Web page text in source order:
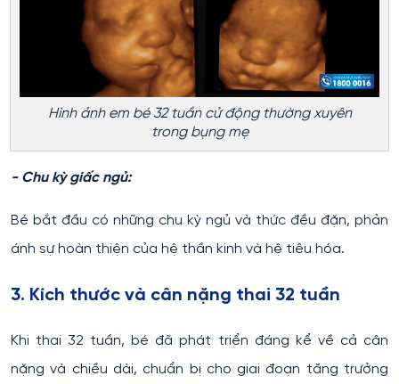
Hình ảnh em bé 32 tuần cử động thường xuyên
trong bụng mẹ
- Chu kỳ giấc ngủ:
Bé bắt đầu có những chu kỳ ngủ và thức đều đặn, phản
ánh sự hoàn thiện của hệ thần kinh và hệ tiêu hóa.
3. Kích thước và cân nặng thai 32 tuần
Khi thai 32 tuần, bé đã phát triển đáng kể về cả cân
nặng và chiều dài, chuẩn bị cho giai đoạn tăng trưởng